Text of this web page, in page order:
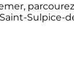
Sulpice-